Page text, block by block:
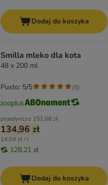
Dodaj do koszyka
Smilla mleko dla kota
48 x 200 ml
pojedynczo 151,68 zł
134,96 zł
14,04 zł / l
128,21 zł
Pusto: 5/5 (5)
Dodaj do koszyka